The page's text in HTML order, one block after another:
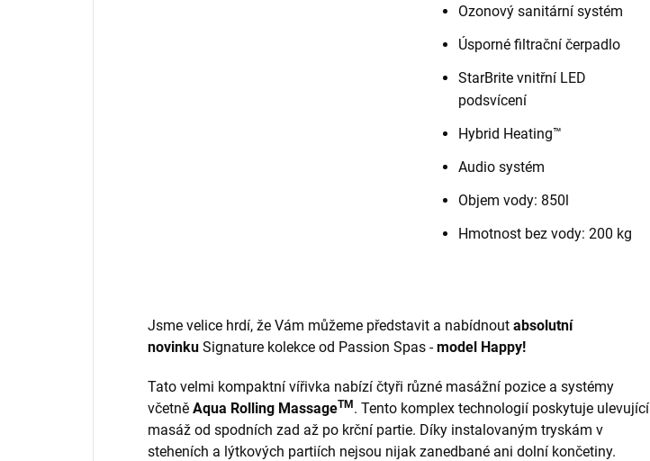
Ozonový sanitární systém
Úsporné filtrační čerpadlo
StarBrite vnitřní LED
podsvícení
Hybrid Heating™
Audio systém
Objem vody: 850l
Hmotnost bez vody: 200 kg
Jsme velice hrdí, že Vám můžeme představit a nabídnout absolutní
novinku Signature kolekce od Passion Spas - model Happy!
Tato velmi kompaktní vířivka nabízí čtyři různé masážní pozice a systémy
včetně Aqua Rolling MassageTM. Tento komplex technologií poskytuje ulevující
masáž od spodních zad až po krční partie. Díky instalovaným tryskám v
steheních a lýtkových partiích nejsou nijak zanedbané ani dolní končetiny.